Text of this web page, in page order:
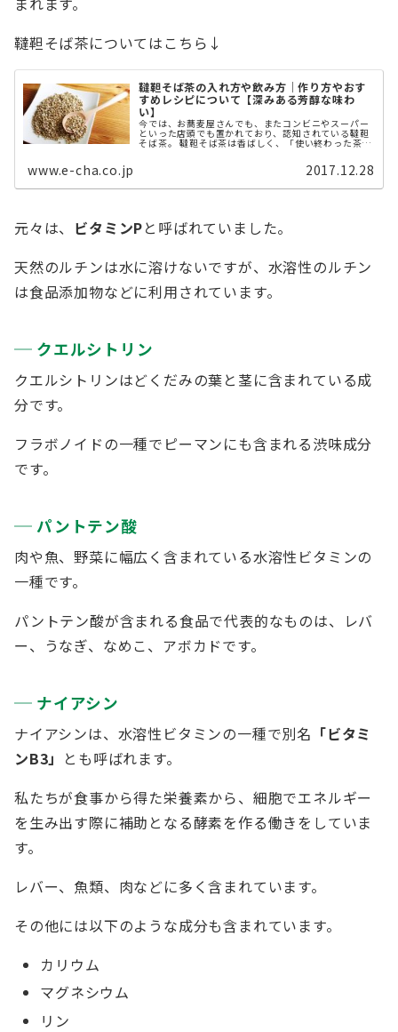
韃靼そば茶についてはこちら↓
韃靼そば茶の入れ方や飲み方｜作り方やおす
すめレシピについて【深みある芳醇な味わ
い】
今では、お蕎麦屋さんでも、またコンビニやスーパー
といった店頭でも置かれており、認知されている韃靼
そば茶。 韃靼そば茶は香ばしく、「使い終わった茶殻
www.e-cha.co.jp 2017.12.28
元々は、 ビタミンPと呼ばれていました。
天然のルチンは水に溶けないですが、水溶性のルチン
は食品添加物などに利用されています。
クエルシトリン
クエルシトリンはどくだみの葉と茎に含まれている成
分です。
フラボノイドの一種でピーマンにも含まれる渋味成分
です。
パントテン酸
肉や魚、野菜に幅広く含まれている水溶性ビタミンの
一種です。
パントテン酸が含まれる食品で代表的なものは、レバ
ー、うなぎ、なめこ、アボカドです。
ナイアシン
ナイアシンは、水溶性ビタミンの一種で別名 「ビタミ
ンB3」 とも呼ばれます。
私たちが食事から得た栄養素から、細胞でエネルギー
を生み出す際に補助となる酵素を作る働きをしていま
す。
レバー、魚類、肉などに多く含まれています。
その他には以下のような成分も含まれています。
カリウム
マグネシウム
リン